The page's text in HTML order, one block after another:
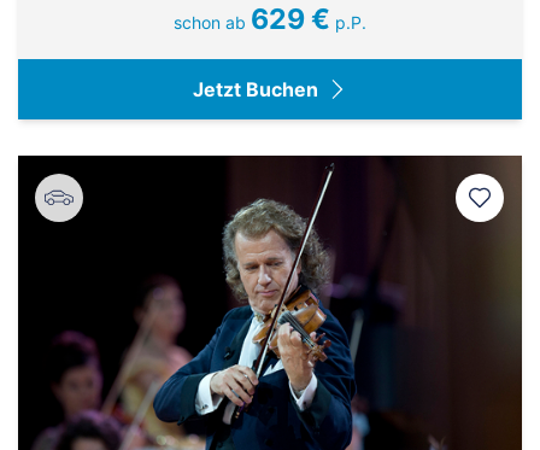
schon ab 629 € p.P.
Jetzt Buchen